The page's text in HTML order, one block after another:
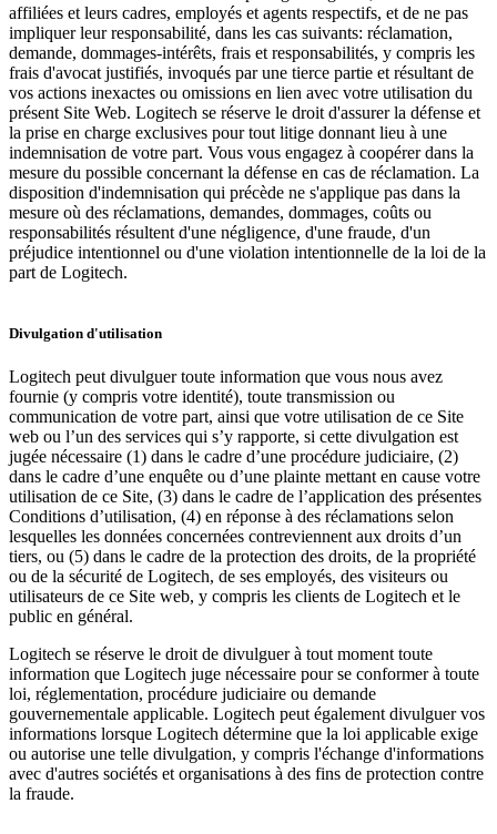
affiliées et leurs cadres, employés et agents respectifs, et de ne pas
impliquer leur responsabilité, dans les cas suivants: réclamation,
demande, dommages-intérêts, frais et responsabilités, y compris les
frais d'avocat justifiés, invoqués par une tierce partie et résultant de
vos actions inexactes ou omissions en lien avec votre utilisation du
présent Site Web. Logitech se réserve le droit d'assurer la défense et
la prise en charge exclusives pour tout litige donnant lieu à une
indemnisation de votre part. Vous vous engagez à coopérer dans la
mesure du possible concernant la défense en cas de réclamation. La
disposition d'indemnisation qui précède ne s'applique pas dans la
mesure où des réclamations, demandes, dommages, coûts ou
responsabilités résultent d'une négligence, d'une fraude, d'un
préjudice intentionnel ou d'une violation intentionnelle de la loi de la
part de Logitech.
Divulgation d'utilisation
Logitech peut divulguer toute information que vous nous avez
fournie (y compris votre identité), toute transmission ou
communication de votre part, ainsi que votre utilisation de ce Site
web ou l’un des services qui s’y rapporte, si cette divulgation est
jugée nécessaire (1) dans le cadre d’une procédure judiciaire, (2)
dans le cadre d’une enquête ou d’une plainte mettant en cause votre
utilisation de ce Site, (3) dans le cadre de l’application des présentes
Conditions d’utilisation, (4) en réponse à des réclamations selon
lesquelles les données concernées contreviennent aux droits d’un
tiers, ou (5) dans le cadre de la protection des droits, de la propriété
ou de la sécurité de Logitech, de ses employés, des visiteurs ou
utilisateurs de ce Site web, y compris les clients de Logitech et le
public en général.
Logitech se réserve le droit de divulguer à tout moment toute
information que Logitech juge nécessaire pour se conformer à toute
loi, réglementation, procédure judiciaire ou demande
gouvernementale applicable. Logitech peut également divulguer vos
informations lorsque Logitech détermine que la loi applicable exige
ou autorise une telle divulgation, y compris l'échange d'informations
avec d'autres sociétés et organisations à des fins de protection contre
la fraude.